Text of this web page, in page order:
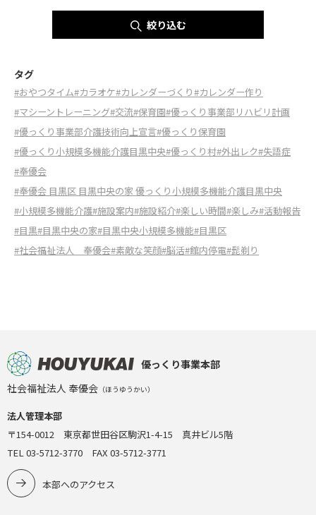
絞り込む
タグ
#おやつタイム#カラオケ#カレンダーづくり#カレンダー作り
#マシーントレーニング#交流#保育園#優っくり事業部リハビリ計画
#優っくり事業部介護技術向上宣言#優っくり保育園
#優っくり小規模多機能介護目黒中央#優っくり村#外出レク#失語症
#奉優会
#奉優会 目黒区 目黒中央の家 優っくり小規模多機能介護目黒中央
#小規模多機能介護#施設案内#施設紹介#楽しい時間#楽しみ#活動報告
#目黒#目黒中央の家#目黒中央小規模多機能#目黒区
#社会福祉法人 奉優会#素敵な笑顔#脳活#館内停電#髭剃り
優っくり事業本部
社会福祉法人 奉優会 （ほうゆうかい）
法人管理本部
〒154-0012 東京都世田谷区駒沢1-4-15 真井ビル5階
TEL 03-5712-3770 FAX 03-5712-3771
本部へのアクセス